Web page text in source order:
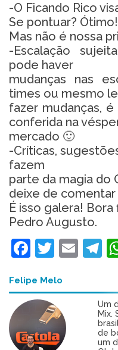
-O Ficando Rico
Se pontuar? Ótimo!
Mas não é nossa
-Escalação
pode haver
mudanças nas
times ou mesmo
fazer mudanças,
conferida na
mercado 🙂
-Críticas,
fazem
parte da magia do
deixe de comentar
É isso galera!
Pedro Augusto.
Facebook
Twitter
Felipe Melo
Um
Mix.
de
um